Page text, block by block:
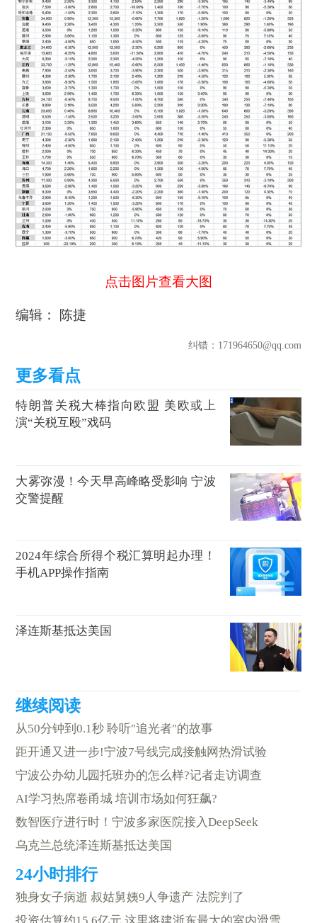
点击图片查看大图
编辑： 陈捷
纠错：171964650@qq.com
特朗普关税大棒指向欧盟 美欧或上
演“关税互殴”戏码
大雾弥漫！今天早高峰略受影响 宁波
交警提醒
2024年综合所得个税汇算明起办理！
手机APP操作指南
泽连斯基抵达美国
从50分钟到0.1秒 聆听"追光者"的故事
距开通又进一步!宁波7号线完成接触网热滑试验
宁波公办幼儿园托班办的怎么样?记者走访调查
AI学习热席卷甬城 培训市场如何狂飙?
数智医疗进行时！宁波多家医院接入DeepSeek
乌克兰总统泽连斯基抵达美国
独身女子病逝 叔姑舅姨9人争遗产 法院判了